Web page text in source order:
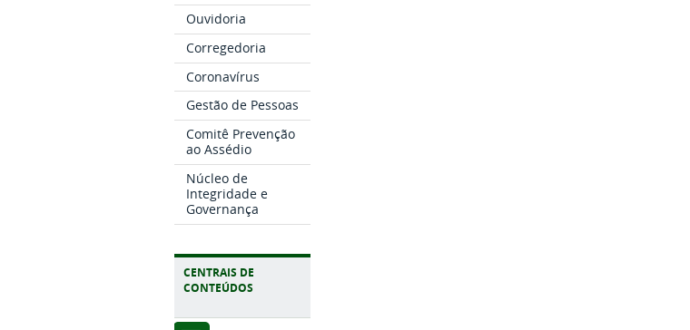
Ouvidoria
Corregedoria
Coronavírus
Gestão de Pessoas
Comitê Prevenção
ao Assédio
Núcleo de
Integridade e
Governança
CENTRAIS DE
CONTEÚDOS